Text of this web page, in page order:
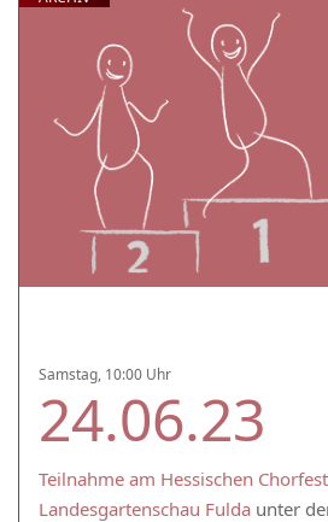
Samstag, 10:00 Uhr
24.06.23
Teilnahme am Hessischen
Landesgartenschau Fulda unter